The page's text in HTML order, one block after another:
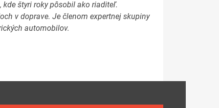
štyri roky pôsobil ako riaditeľ.
v doprave. Je členom expertnej skupiny
automobilov.